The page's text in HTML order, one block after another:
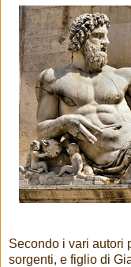
Secondo i vari autori
sorgenti, e figlio di